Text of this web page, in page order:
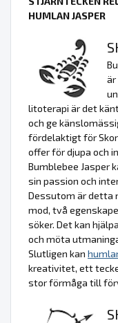
HUMLAN JASPER
är
litoterapi är det
och ge
fördelaktigt för
offer för djupa och
Bumblebee Jasper
sin passion och
Dessutom är detta
mod, två
söker. Det kan
och möta
Slutligen kan
kreativitet, ett
stor förmåga till